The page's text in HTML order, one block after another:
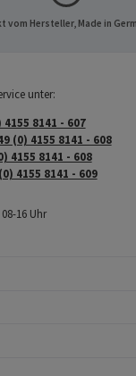
vom Hersteller, Made in
unter:
4155 8141 - 607
(0) 4155 8141 - 608
4155 8141 - 608
4155 8141 - 609
16 Uhr